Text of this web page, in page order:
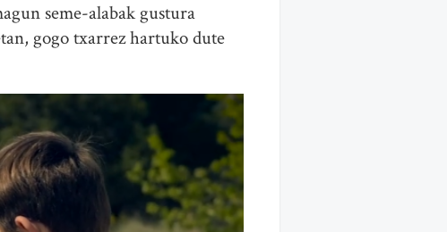
seme-alabak gustura
gogo txarrez hartuko dute